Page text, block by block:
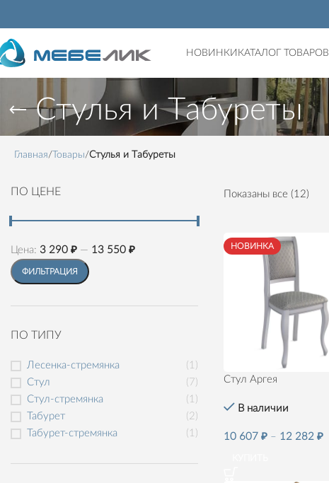
НОВИНКИ КАТАЛОГ ТОВАРОВ
Стулья и Tабуреты
Главная Товары Стулья и Tабуреты
ПО ЦЕНЕ
ФИЛЬТРАЦИЯ
Цена: 3 290 ₽ — 13 550 ₽
ПО ТИПУ
Лесенка-стремянка
(1)
Стул
(7)
Стул-стремянка
(1)
Табурет
(2)
Табурет-стремянка
(1)
Показаны все (12)
НОВИНКА
Стул Аргея
В наличии
10 607₽ – 12 282₽